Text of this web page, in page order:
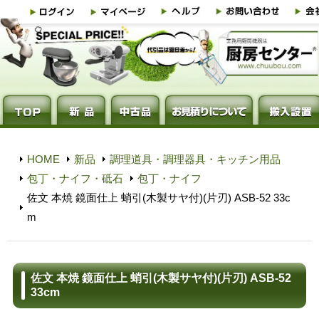
HOME 新品
調理道具・調理器具・キッチン用品
包丁・ナイフ・砥石
包丁・ナイフ
佐文 本焼 鏡面仕上 蛸引(木製サヤ付)(片刃) ASB-52 33c
m
佐文 本焼 鏡面仕上 蛸引(木製サヤ付)(片刃) ASB-52
33cm